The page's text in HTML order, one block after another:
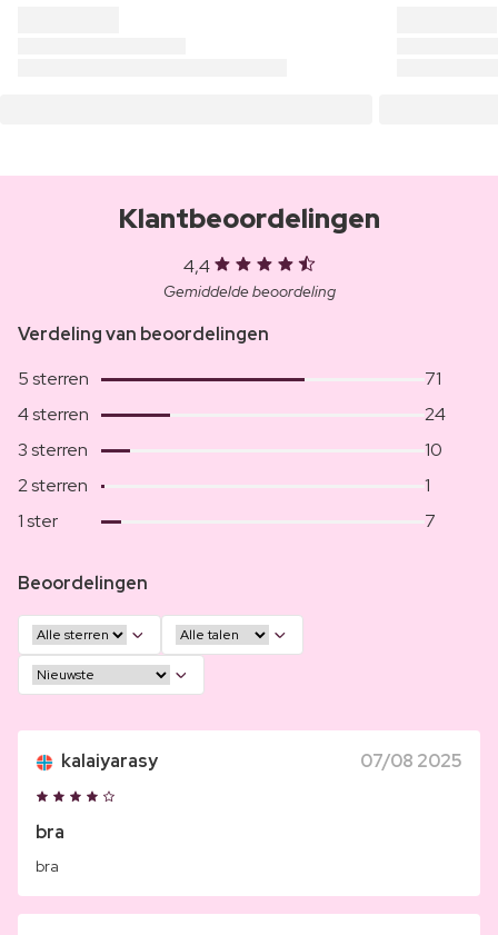
Klantbeoordelingen
4,4
Gemiddelde beoordeling
Verdeling van beoordelingen
5 sterren
71
4 sterren
24
3 sterren
10
2 sterren
1
1 ster
7
Beoordelingen
kalaiyarasy 07/08 2025
bra
bra